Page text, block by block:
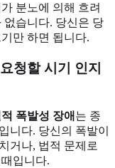
분노에 의해 흐려
없습니다. 당신은 당
만 하면 됩니다.
청할 시기 인지
폭발성 장애 는 종
니다. 당신의 폭발이
거나, 법적 문제로
입니다.